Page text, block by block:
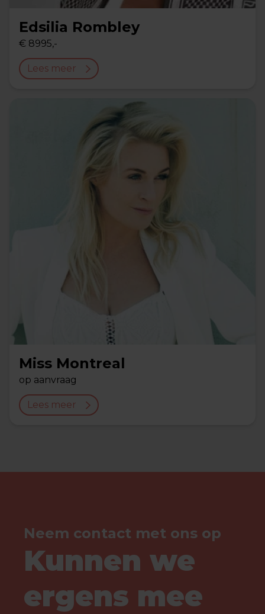
Edsilia Rombley
€ 8995,-
Lees meer
Miss Montreal
op aanvraag
Lees meer
Neem contact met ons op
Kunnen we
ergens mee